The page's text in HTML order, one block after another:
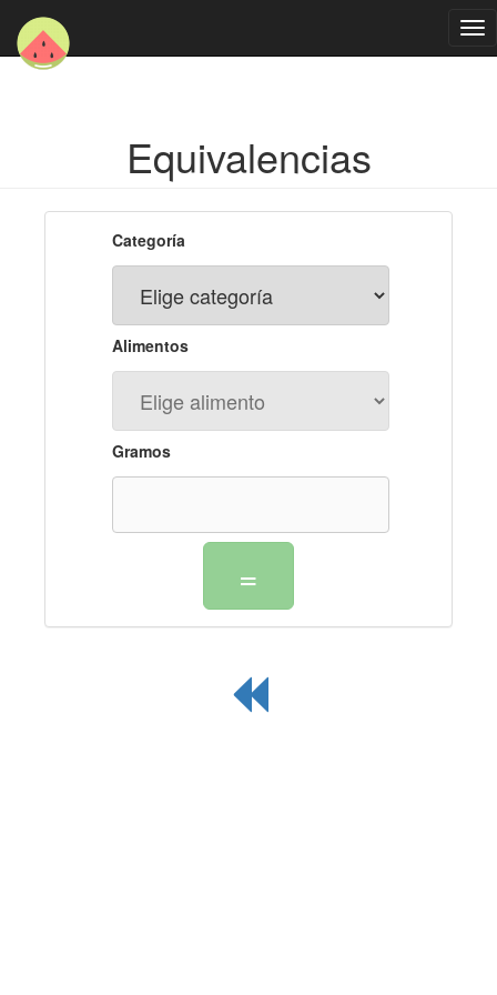
Equivalencias
Categoría
Alimentos
Gramos